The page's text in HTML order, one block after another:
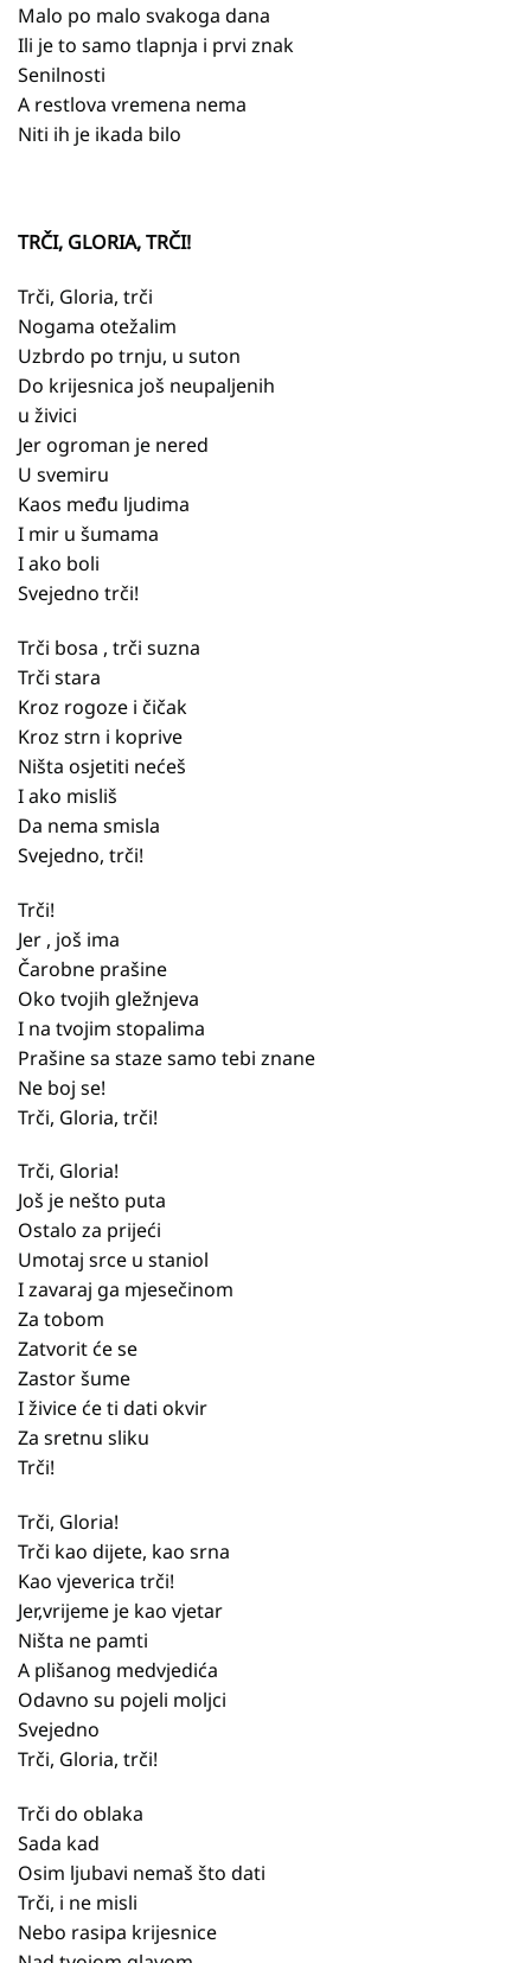
Malo po malo svakoga dana
Ili je to samo tlapnja i prvi znak
Senilnosti
A restlova vremena nema
Niti ih je ikada bilo
TRČI, GLORIA, TRČI!
Trči, Gloria, trči
Nogama otežalim
Uzbrdo po trnju, u suton
Do krijesnica još neupaljenih
u živici
Jer ogroman je nered
U svemiru
Kaos među ljudima
I mir u šumama
I ako boli
Svejedno trči!
Trči bosa , trči suzna
Trči stara
Kroz rogoze i čičak
Kroz strn i koprive
Ništa osjetiti nećeš
I ako misliš
Da nema smisla
Svejedno, trči!
Trči!
Jer , još ima
Čarobne prašine
Oko tvojih gležnjeva
I na tvojim stopalima
Prašine sa staze samo tebi znane
Ne boj se!
Trči, Gloria, trči!
Trči, Gloria!
Još je nešto puta
Ostalo za prijeći
Umotaj srce u staniol
I zavaraj ga mjesečinom
Za tobom
Zatvorit će se
Zastor šume
I živice će ti dati okvir
Za sretnu sliku
Trči!
Trči, Gloria!
Trči kao dijete, kao srna
Kao vjeverica trči!
Jer,vrijeme je kao vjetar
Ništa ne pamti
A plišanog medvjedića
Odavno su pojeli moljci
Svejedno
Trči, Gloria, trči!
Trči do oblaka
Sada kad
Osim ljubavi nemaš što dati
Trči, i ne misli
Nebo rasipa krijesnice